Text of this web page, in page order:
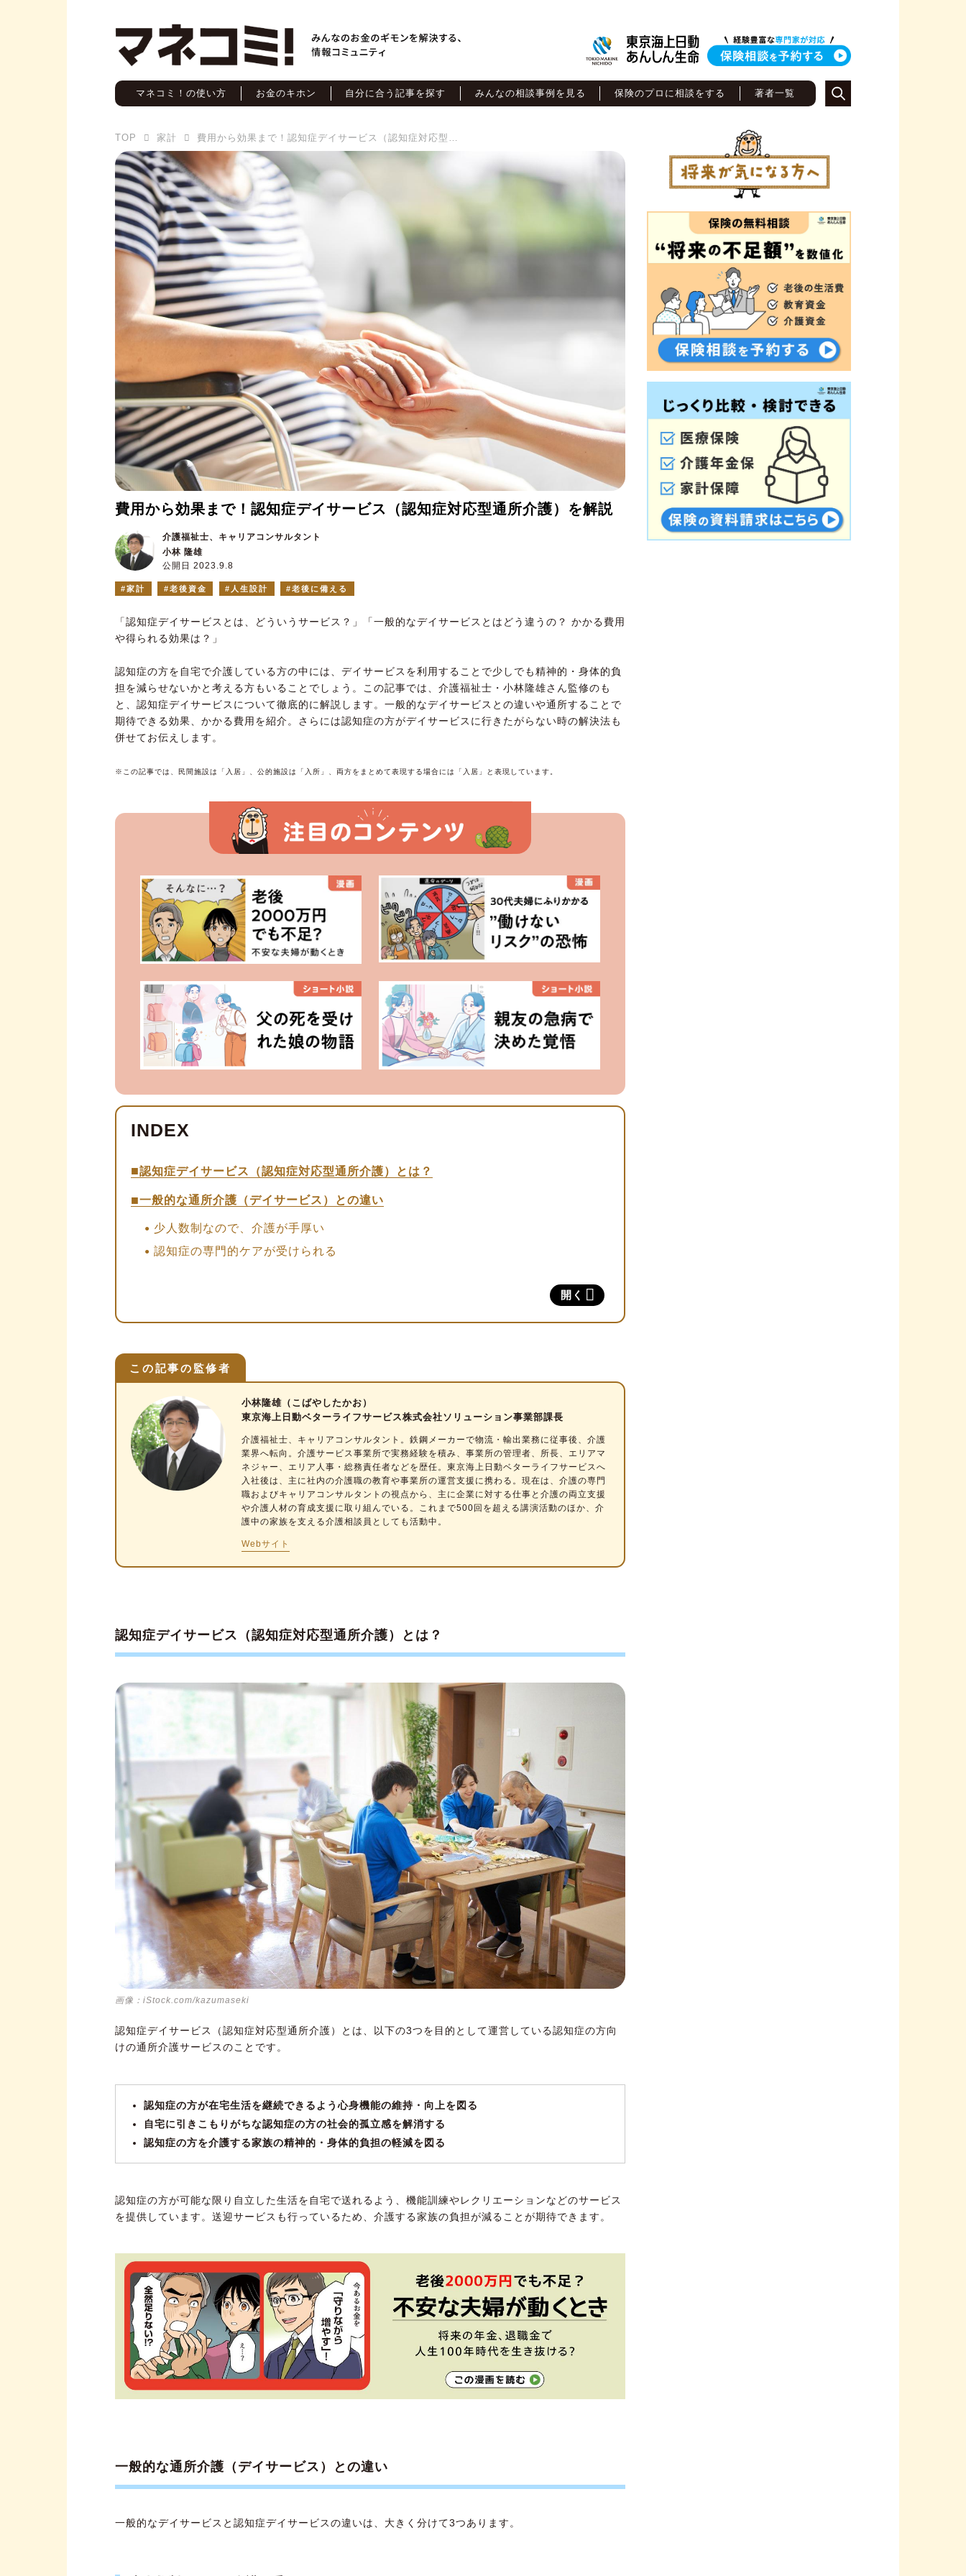
マネコミ！の使い方 お金のキホン 自分に合う記事を探す みんなの相談事例を見る 保険のプロに相談をする 著者一覧
TOP 家計 費用から効果まで！認知症デイサービス（認知症対応型通所介護）を解説
費用から効果まで！認知症デイサービス（認知症対応型通所介護）を解説
公開日 2023.9.8
介護福祉士、キャリアコンサルタント
小林 隆雄
家計 老後資金 人生設計 老後に備える
「認知症デイサービスとは、どういうサービス？」「一般的なデイサービスとはどう違うの？ かかる費用
や得られる効果は？」
認知症の方を自宅で介護している方の中には、デイサービスを利用することで少しでも精神的・身体的負
担を減らせないかと考える方もいることでしょう。この記事では、介護福祉士・小林隆雄さん監修のも
と、認知症デイサービスについて徹底的に解説します。一般的なデイサービスとの違いや通所することで
期待できる効果、かかる費用を紹介。さらには認知症の方がデイサービスに行きたがらない時の解決法も
併せてお伝えします。
※この記事では、民間施設は「入居」、公的施設は「入所」、両方をまとめて表現する場合には「入居」と表現しています。
開く
認知症デイサービス（認知症対応型通所介護）とは？
一般的な通所介護（デイサービス）との違い
少人数制なので、介護が手厚い
認知症の専門的ケアが受けられる
認知症デイサービスの人員配置基準
認知症デイサービスの1日のスケジュール
認知症デイサービスの効果
認知症デイサービスの利用条件
認知症デイサービスを利用するメリット・デメリット
認知症デイサービスにかかる費用
インターネットで情報を集める
認知症デイサービスに期待する項目と、その優先順位を決めておく
認知症デイサービスを見学する時にチェックすべき6項目
認知症の方が認知症デイサービスに行きたがらない場合の解決法
認知症デイサービスを利用して介護者の負担を軽くしよう
この記事の監修者
小林隆雄（こばやしたかお）
東京海上日動ベターライフサービス株式会社ソリューション事業部課長
介護福祉士、キャリアコンサルタント 。鉄鋼メーカーで物流・輸出業務に従事後、介護
業界へ転向。介護サービス事業所で実務経験を積み、事業所の管理者、所長、エリアマ
ネジャー、エリア人事・総務責任者などを歴任。東京海上日動ベターライフサービスへ
入社後は、主に社内の介護職の教育や事業所の運営支援に携わる。現在は、介護の専門
職およびキャリアコンサルタントの視点から、主に企業に対する仕事と介護の両立支援
や介護人材の育成支援に取り組んでいる。これまで500回を超える講演活動のほか、介
護中の家族を支える介護相談員としても活動中。
Webサイト
認知症デイサービス（認知症対応型通所介護）とは？
画像：iStock.com/kazumaseki
認知症デイサービス（認知症対応型通所介護）とは、以下の3つを目的として運営している認知症の方向
けの通所介護サービスのことです。
認知症の方が在宅生活を継続できるよう心身機能の維持・向上を図る
自宅に引きこもりがちな認知症の方の社会的孤立感を解消する
認知症の方を介護する家族の精神的・身体的負担の軽減を図る
認知症の方が可能な限り自立した生活を自宅で送れるよう、機能訓練やレクリエーションなどのサービス
を提供しています。送迎サービスも行っているため、介護する家族の負担が減ることが期待できます。
一般的な通所介護（デイサービス）との違い
一般的なデイサービスと認知症デイサービスの違いは、大きく分けて3つあります。